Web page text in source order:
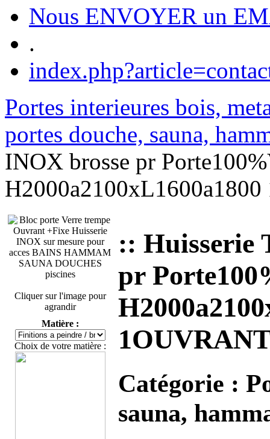
Nous ENVOYER un
.
Portes interieures bois,
portes douche, sauna,
INOX brosse pr
Cliquer sur l'image pour
agrandir
Matière :
Choix de votre matière :
:: Huisserie
pr
Catégorie :
sauna,